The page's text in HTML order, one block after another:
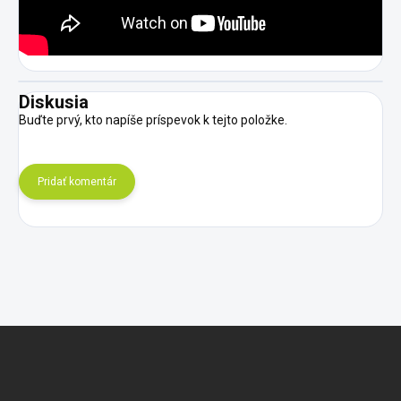
Diskusia
Buďte prvý, kto napíše príspevok k tejto položke.
Pridať komentár